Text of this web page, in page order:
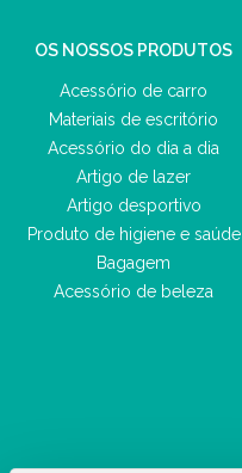
OS NOSSOS PRODUTOS
Acessório de carro
Materiais de escritório
Acessório do dia a dia
Artigo de lazer
Artigo desportivo
Produto de higiene e saúde
Bagagem
Acessório de beleza